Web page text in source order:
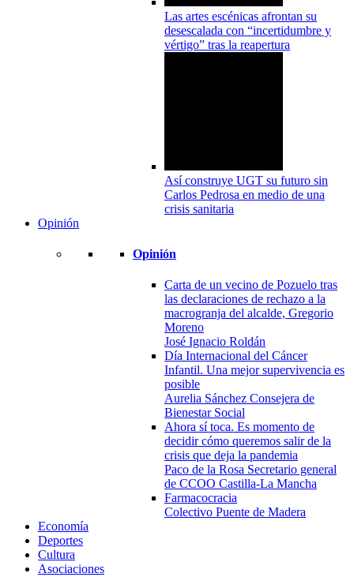
Las artes escénicas afrontan su
desescalada con “incertidumbre y
vértigo” tras la reapertura
Así construye UGT su futuro sin
Carlos Pedrosa en medio de una
crisis sanitaria
Opinión
Opinión
Carta de un vecino de Pozuelo tras
las declaraciones de rechazo a la
macrogranja del alcalde, Gregorio
Moreno
José Ignacio Roldán
Día Internacional del Cáncer
Infantil. Una mejor supervivencia es
posible
Aurelia Sánchez Consejera de
Bienestar Social
Ahora sí toca. Es momento de
decidir cómo queremos salir de la
crisis que deja la pandemia
Paco de la Rosa Secretario general
de CCOO Castilla-La Mancha
Farmacocracia
Colectivo Puente de Madera
Economía
Deportes
Cultura
Asociaciones